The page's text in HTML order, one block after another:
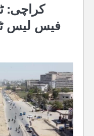
کراچی:
فیس لیس